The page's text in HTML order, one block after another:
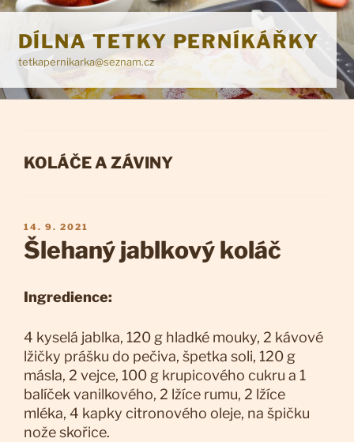
Přejít
obsahu
webu
DÍLNA TETKY PERNÍKÁŘKY
tetkapernikarka@seznam.cz
RUBRIKY
KOLÁČE A ZÁVINY
PUBLIKOVÁNO
14. 9. 2021
Šlehaný jablkový koláč
Ingredience:
4 kyselá jablka, 120 g hladké mouky, 2 kávové
lžičky prášku do pečiva, špetka soli, 120 g
másla, 2 vejce, 100 g krupicového cukru a 1
balíček vanilkového, 2 lžíce rumu, 2 lžíce
mléka, 4 kapky citronového oleje, na špičku
nože skořice.